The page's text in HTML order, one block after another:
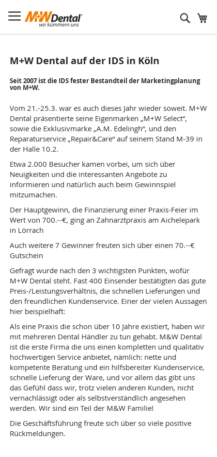
Suche
M+W Dental auf der IDS in Köln
Seit 2007 ist die IDS fester Bestandteil der Marketingplanung
von M+W.
Vom 21.-25.3. war es auch dieses Jahr wieder soweit. M+W
Dental präsentierte seine Eigenmarken „M+W Select“,
sowie die Exklusivmarke „A.M. Edelingh“, und den
Reparaturservice „Repair&Care“ auf seinem Stand M-39 in
der Halle 10.2.
Etwa 2.000 Besucher kamen vorbei, um sich über
Neuigkeiten und die interessanten Angebote zu
informieren und natürlich auch beim Gewinnspiel
mitzumachen.
Der Hauptgewinn, die Finanzierung einer Praxis-Feier im
Wert von 700.--€, ging an Zahnarztpraxis am Aichelepark
in Lörrach
Auch weitere 7 Gewinner freuten sich über einen 70.--€
Gutschein
Gefragt wurde nach den 3 wichtigsten Punkten, wofür
M+W Dental steht. Fast 400 Einsender bestätigten das gute
Preis-/Leistungsverhältnis, die schnellen Lieferungen und
den freundlichen Kundenservice. Einer der vielen Aussagen
hier beispielhaft:
Als eine Praxis die schon über 10 Jahre existiert, haben wir
mit mehreren Dental Händler zu tun gehabt. M&W Dental
ist die erste Firma die uns einen kompletten und qualitativ
hochwertigen Service anbietet, nämlich: nette und
kompetente Beratung und ein hilfsbereiter Kundenservice,
schnelle Lieferung der Ware, und vor allem das gibt uns
das Gefühl dass wir, trotz vielen anderen Kunden, nicht
vernachlässigt oder als selbstverständlich angesehen
werden. Wir sind ein Teil der M&W Familie!
Die Geschäftsführung freute sich über so viele positive
Rückmeldungen.